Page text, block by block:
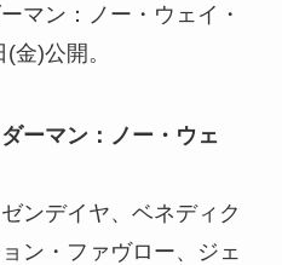
マン：ノー・ウェイ・
金)公開。
ーマン：ノー・ウェ
ンデイヤ、ベネディク
ン・ファヴロー、ジェ